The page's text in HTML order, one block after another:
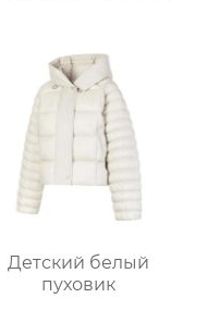
Детский белый
пуховик